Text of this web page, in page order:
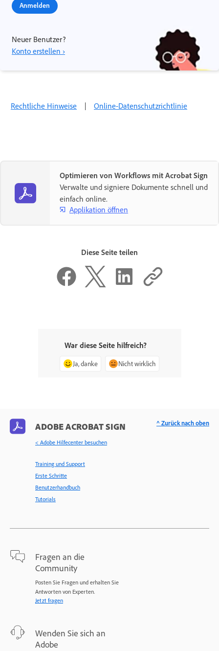
Anmelden
Neuer Benutzer?
Konto erstellen ›
Rechtliche Hinweise | Online-Datenschutzrichtlinie
Optimieren von Workflows mit Acrobat Sign
Verwalte und signiere Dokumente schnell und
einfach online.
Applikation öffnen
Diese Seite teilen
War diese Seite hilfreich?
Ja, danke Nicht wirklich
ADOBE ACROBAT SIGN
< Adobe Hilfecenter besuchen
Training und Support
Erste Schritte
Benutzerhandbuch
Tutorials
Fragen an die
Community
Posten Sie Fragen und erhalten Sie
Antworten von Experten.
Jetzt fragen
Wenden Sie sich an
Adobe
^ Zurück nach oben